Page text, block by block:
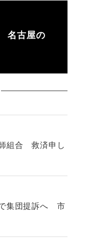
名古屋の
組合 救済申し
集団提訴へ 市